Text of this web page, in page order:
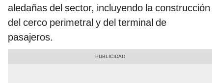
aledañas del sector, incluyendo la construcción
del cerco perimetral y del terminal de
pasajeros.